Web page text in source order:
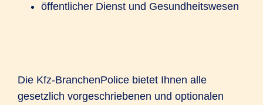
öffentlicher Dienst und Gesundheitswesen
Die Kfz-BranchenPolice bietet Ihnen alle
gesetzlich vorgeschriebenen und optionalen